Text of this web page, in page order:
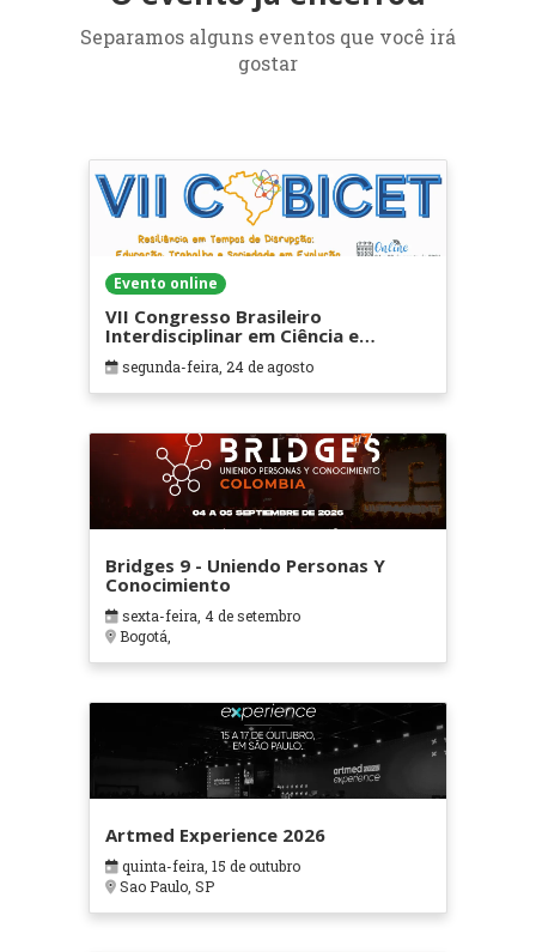
Separamos alguns eventos que você irá
gostar
Evento online
VII Congresso Brasileiro
Interdisciplinar em Ciência e
Tecnologia
segunda-feira, 24 de agosto
Bridges 9 - Uniendo Personas Y
Conocimiento
sexta-feira, 4 de setembro
Bogotá,
Artmed Experience 2026
quinta-feira, 15 de outubro
Sao Paulo, SP